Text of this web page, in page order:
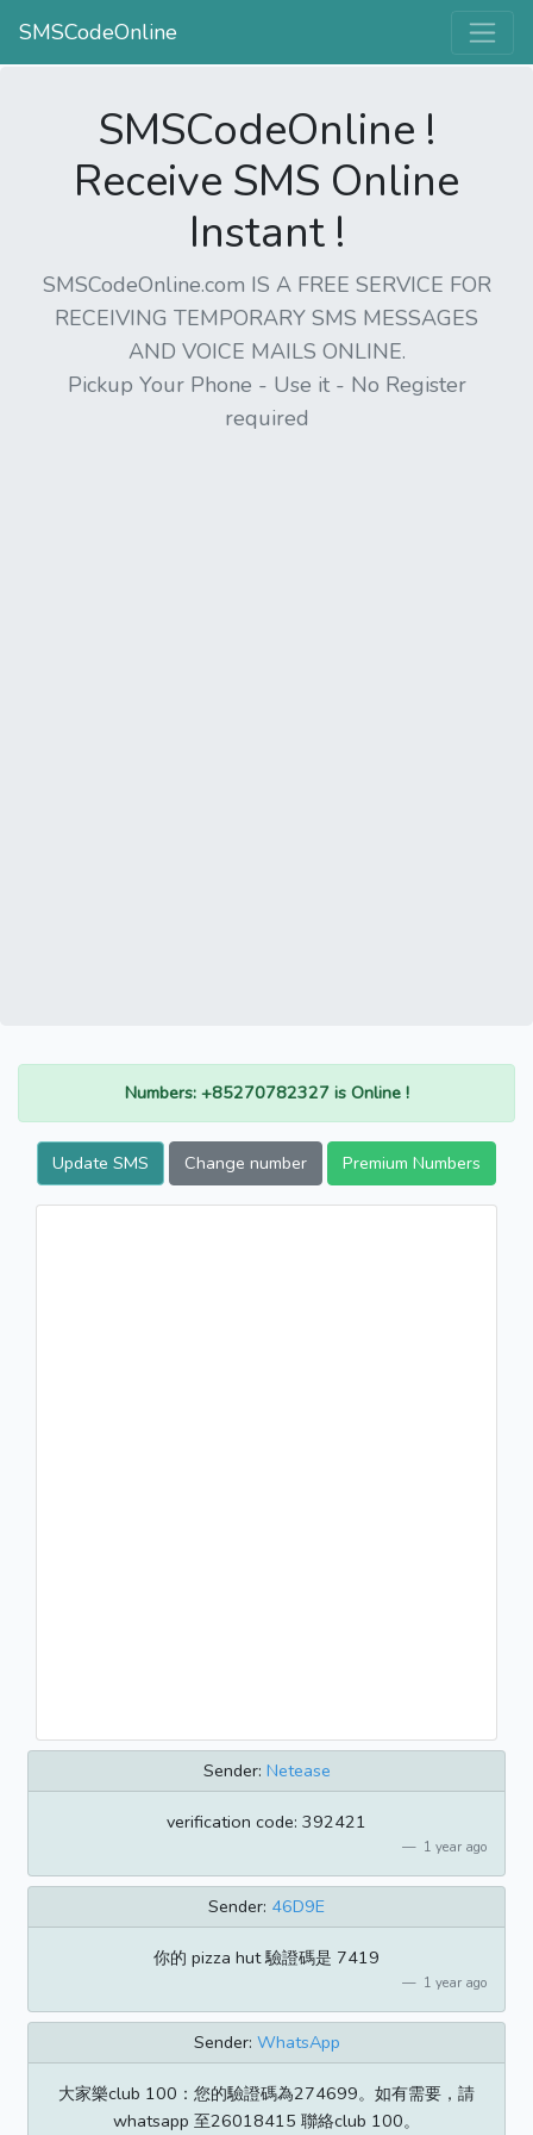
SMSCodeOnline
SMSCodeOnline !
Receive SMS Online
Instant !
SMSCodeOnline.com IS A FREE SERVICE FOR
RECEIVING TEMPORARY SMS MESSAGES
AND VOICE MAILS ONLINE.
Pickup Your Phone - Use it - No Register
required
Numbers: +85270782327 is Online !
Update SMS Change number Premium Numbers
Sender: Netease
verification code: 392421
1 year ago
Sender: 46D9E
你的 pizza hut 驗證碼是 7419
1 year ago
Sender: WhatsApp
大家樂club 100：您的驗證碼為274699。如有需要，請
whatsapp 至26018415 聯絡club 100。